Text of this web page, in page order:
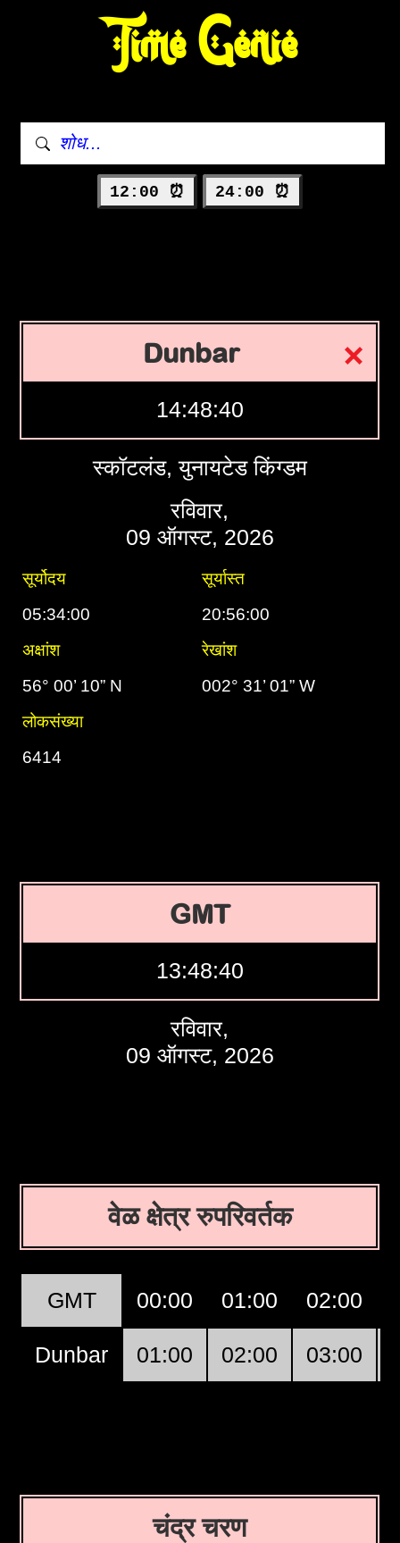
Time Genie
12:00 ⏰ 24:00 ⏰
Dunbar
14:48:41
स्कॉटलंड, युनायटेड किंग्डम
रविवार,
09 ऑगस्ट, 2026
सूर्योदय
सूर्यास्त
05:34:00
20:56:00
अक्षांश
रेखांश
56° 00’ 10” N
002° 31’ 01” W
लोकसंख्या
6414
GMT
13:48:41
रविवार,
09 ऑगस्ट, 2026
वेळ क्षेत्र रुपरिवर्तक
GMT 00:00 01:00 02:00
Dunbar 01:00 02:00 03:00
चंद्र चरण